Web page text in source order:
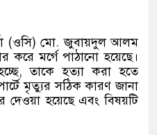
(ওসি) মো. জুবায়দুল আলম
করে মর্গে পাঠানো হয়েছে।
তাকে হত্যা করা হতে
মৃত্যুর সঠিক কারণ জানা
দেওয়া হয়েছে এবং বিষয়টি